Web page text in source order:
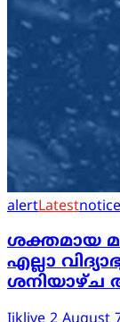
alertLatestnotice
ശക്തമായ
എല്ലാ
ശനിയാഴ്ച